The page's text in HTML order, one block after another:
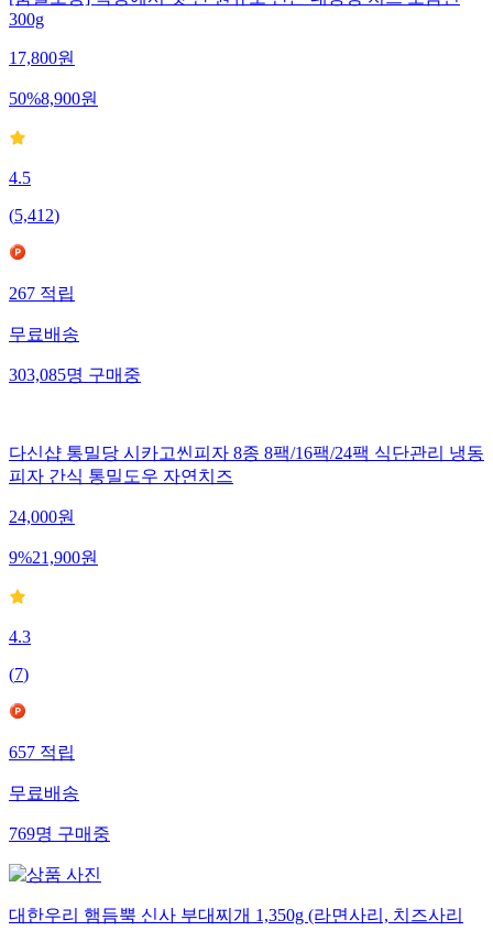
300g
17,800원
50%8,900원
4.5
(5,412)
267 적립
무료배송
303,085명 구매중
다신샵 통밀당 시카고씬피자 8종 8팩/16팩/24팩 식단관리 냉동
피자 간식 통밀도우 자연치즈
24,000원
9%21,900원
4.3
(7)
657적립
무료배송
769명구매중
대한우리 햄듬뿍 신사 부대찌개 1,350g (라면사리, 치즈사리